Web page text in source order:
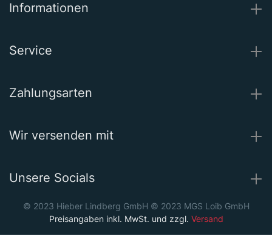
Informationen
Service
Zahlungsarten
Wir versenden mit
Unsere Socials
© 2023 Hieber Lindberg GmbH © 2023 MGS Loib GmbH
Preisangaben inkl. MwSt. und zzgl. Versand